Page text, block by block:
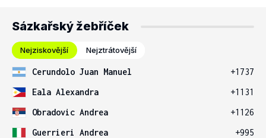
Sázkařský žebříček
Nejziskovější Nejztrátovější
Cerundolo Juan Manuel
+1737
Eala Alexandra
+1131
Obradovic Andrea
+1126
Guerrieri Andrea
+995